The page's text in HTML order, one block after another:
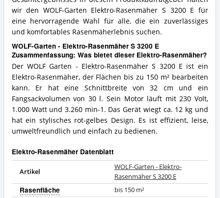
wir den WOLF-Garten Elektro-Rasenmäher S 3200 E für
eine hervorragende Wahl für alle, die ein zuverlässiges
und komfortables Rasenmäherlebnis suchen.
WOLF-Garten - Elektro-Rasenmäher S 3200 E
Zusammenfassung: Was bietet dieser Elektro-Rasenmäher?
Der WOLF Garten - Elektro-Rasenmäher S 3200 E ist ein
Elektro-Rasenmäher, der Flächen bis zu 150 m² bearbeiten
kann. Er hat eine Schnittbreite von 32 cm und ein
Fangsackvolumen von 30 l. Sein Motor läuft mit 230 Volt,
1.000 Watt und 3.260 min-1. Das Gerät wiegt ca. 12 kg und
hat ein stylisches rot-gelbes Design. Es ist effizient, leise,
umweltfreundlich und einfach zu bedienen.
Elektro-Rasenmäher Datenblatt
Artikel
WOLF-Garten - Elektro-
Rasenmäher S 3200 E
Rasenfläche bis 150 m²